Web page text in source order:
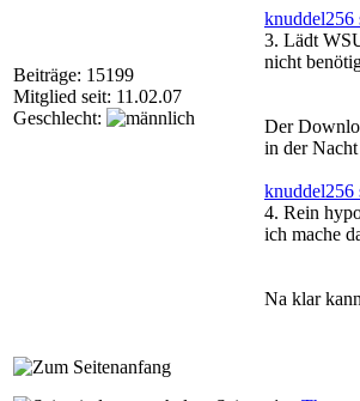
Beiträge: 15199
Mitglied seit: 11.02.07
Geschlecht:
knuddel256
3. Lädt
nicht
Der
in der
knuddel256
4. Rein
ich mache
Na klar